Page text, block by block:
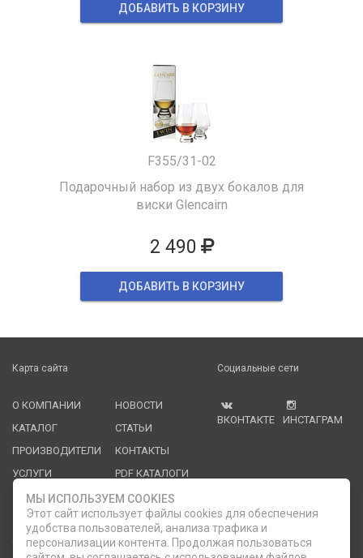
ДОБАВИТЬ В КОРЗИНУ
F355/31-02
Подарочный набор из двух бокалов для
виски Glencairn
2 490
ДОБАВИТЬ В КОРЗИНУ
Карта сайта
О КОМПАНИИ
КАТАЛОГ
ПРОИЗВОДИТЕЛИ
УСЛУГИ
НОВОСТИ
СТАТЬИ
КОНТАКТЫ
PDF КАТАЛОГИ
ОПЛАТА И
ДОСТАВКА
Социальные сети
ВКОНТАКТЕ ИНСТАГРАМ
Служба клиентской поддержки
МЫ ИСПОЛЬЗУЕМ COOKIES
Этот сайт использует файлы cookies для обеспечения
удобства пользователей, анализа трафика и
персонализации контента. Продолжая пользоваться